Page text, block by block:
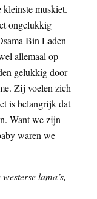
muskiet.
ongelukkig
Bin Laden
allemaal op
gelukkig door
Zij voelen zich
is belangrijk dat
Want we zijn
waren we
lama’s,